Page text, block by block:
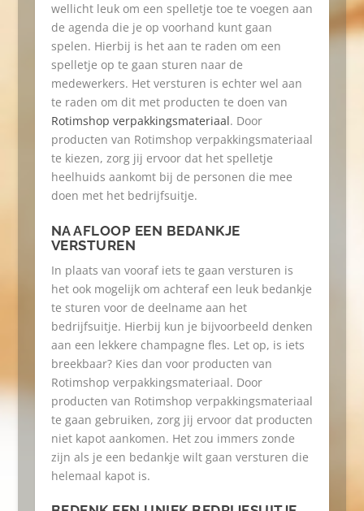
wellicht leuk om een spelletje toe te voegen aan
de agenda die je op voorhand kunt gaan
spelen. Hierbij is het aan te raden om een
spelletje op te gaan sturen naar de
medewerkers. Het versturen is echter wel aan
te raden om dit met producten te doen van
Rotimshop verpakkingsmateriaal. Door
producten van Rotimshop verpakkingsmateriaal
te kiezen, zorg jij ervoor dat het spelletje
heelhuids aankomt bij de personen die mee
doen met het bedrijfsuitje.
NA AFLOOP EEN BEDANKJE
VERSTUREN
In plaats van vooraf iets te gaan versturen is
het ook mogelijk om achteraf een leuk bedankje
te sturen voor de deelname aan het
bedrijfsuitje. Hierbij kun je bijvoorbeeld denken
aan een lekkere champagne fles. Let op, is iets
breekbaar? Kies dan voor producten van
Rotimshop verpakkingsmateriaal. Door
producten van Rotimshop verpakkingsmateriaal
te gaan gebruiken, zorg jij ervoor dat producten
niet kapot aankomen. Het zou immers zonde
zijn als je een bedankje wilt gaan versturen die
helemaal kapot is.